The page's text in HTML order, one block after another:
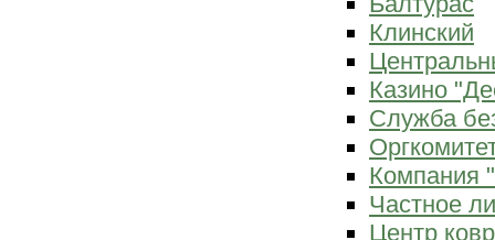
Клинский
Казино
Служба
Компания
Частное
Центр